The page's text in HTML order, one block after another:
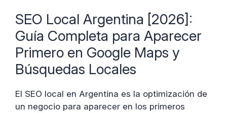
SEO Local Argentina [2026]:
Guía Completa para Aparecer
Primero en Google Maps y
Búsquedas Locales
El SEO local en Argentina es la optimización de
un negocio para aparecer en los primeros